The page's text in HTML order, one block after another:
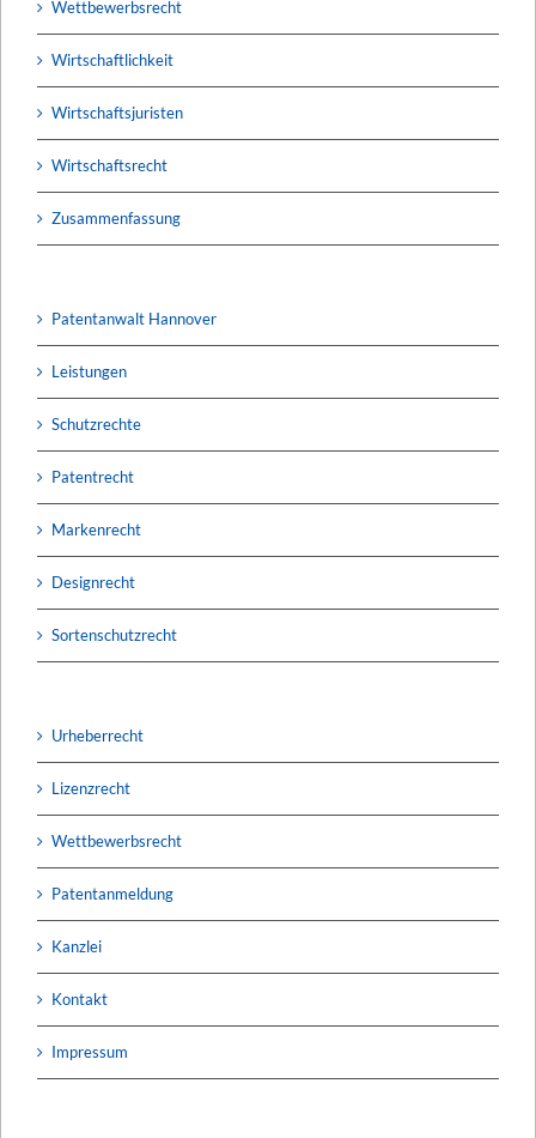
Wettbewerbsrecht
Wirtschaftlichkeit
Wirtschaftsjuristen
Wirtschaftsrecht
Zusammenfassung
Patentanwalt Hannover
Leistungen
Schutzrechte
Patentrecht
Markenrecht
Designrecht
Sortenschutzrecht
Urheberrecht
Lizenzrecht
Wettbewerbsrecht
Patentanmeldung
Kanzlei
Kontakt
Impressum